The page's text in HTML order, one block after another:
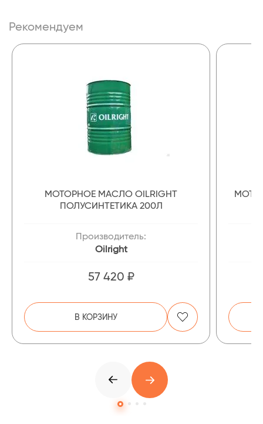
Рекомендуем
МОТОРНОЕ МАСЛО OILRIGHT
ПОЛУСИНТЕТИКА 200Л
Производитель:
Oilright
57 420 ₽
В КОРЗИНУ